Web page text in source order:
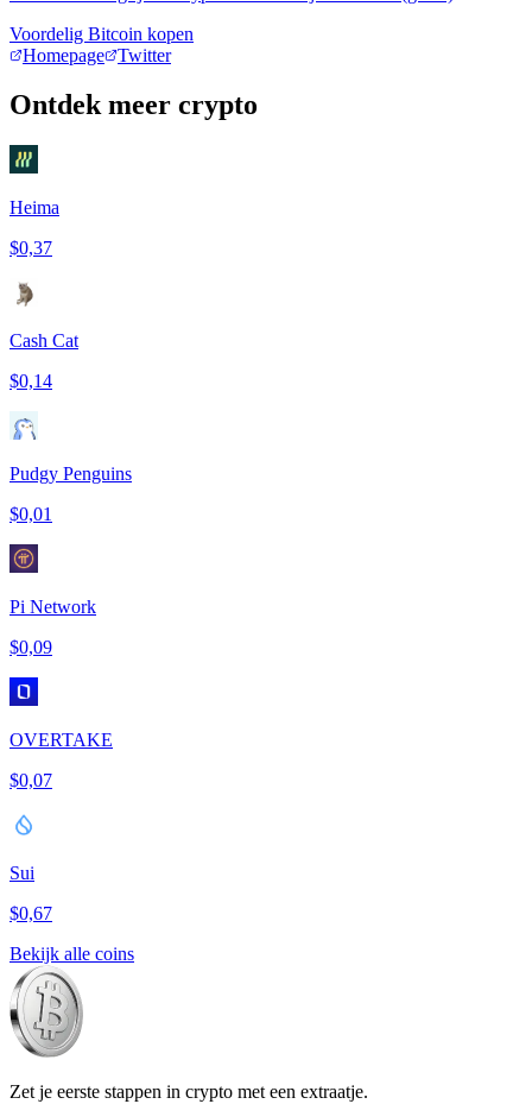
Voordelig Bitcoin kopen
Homepage
Twitter
Ontdek meer crypto
Heima
$0,37
Cash Cat
$0,14
Pudgy Penguins
$0,01
Pi Network
$0,09
OVERTAKE
$0,07
Sui
$0,67
Bekijk alle coins
Zet je eerste stappen in crypto met een extraatje.